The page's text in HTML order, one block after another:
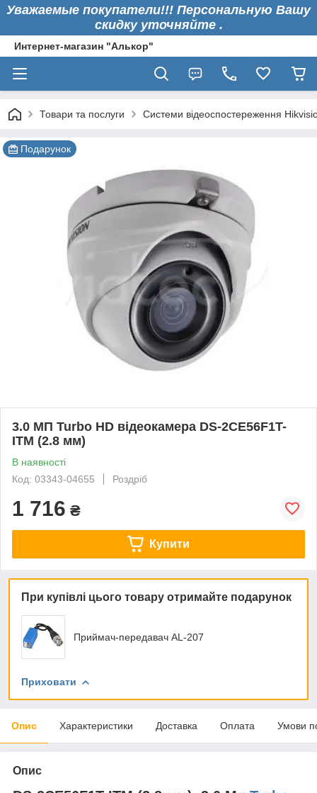
Уважаемые покупатели!!! Персональную Вашу
скидку уточняйте .
Интернет-магазин "Алькор"
Товари та послуги Системи відеоспостереження
Подарунок
3.0 МП Turbo HD відеокамера DS-2CE56F1T-
ITM (2.8 мм)
В наявності
Код: 03343-04655
Роздріб
1 716 ₴
Купити
При купівлі цього товару отримайте подарунок
Приймач-передавач AL-207
Приховати
Опис Характеристики Доставка Оплата Умови
Опис